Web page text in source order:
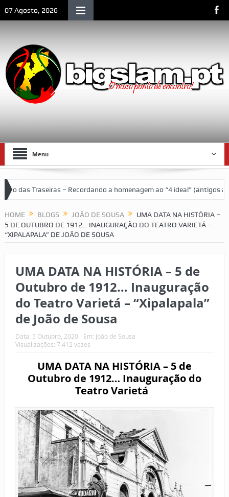
07 Agosto, 2026
Menu
– Recordando a homenagem ao “4 ideal” (antigos atletas
HOME BLOGS JOÃO DE SOUSA
UMA DATA NA HISTÓRIA –
5 DE OUTUBRO DE 1912… INAUGURAÇÃO DO TEATRO VARIETÁ –
“XIPALAPALA” DE JOÃO DE SOUSA
UMA DATA NA HISTÓRIA – 5 de
Outubro de 1912… Inauguração
do Teatro Varietá – “Xipalapala”
de João de Sousa
Data: 5 Outubro, 2020 Em: João de Sousa
Visualizações: 7.412 vezes
UMA DATA NA HISTÓRIA – 5 de
Outubro de 1912… Inauguração do
Teatro Varietá